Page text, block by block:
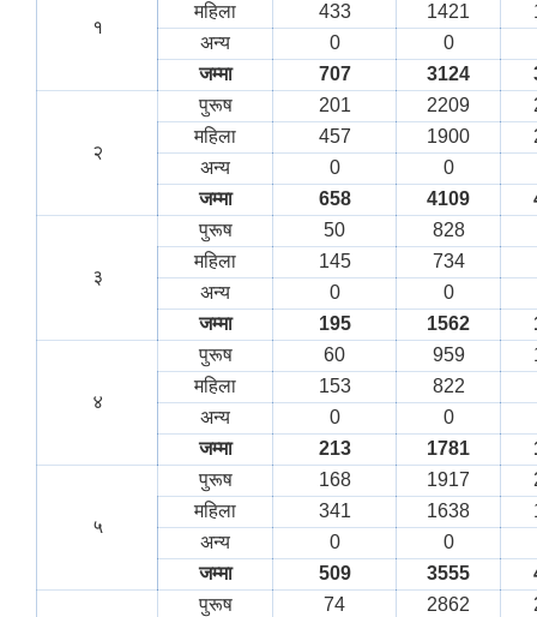
१
महिला
433 1421
अन्य
0
0
जम्मा
707 3124
२
पुरूष 201 2209
महिला
457 1900
अन्य
0
0
जम्मा
658 4109
३
पुरूष 50
828
महिला
145
734
अन्य
0
0
जम्मा
195 1562
४
पुरूष 60 959
महिला
153
822
अन्य
0
0
जम्मा
213 1781
५
पुरूष 168 1917
महिला
341 1638
अन्य
0
0
जम्मा
509 3555
पुरूष 74 2862